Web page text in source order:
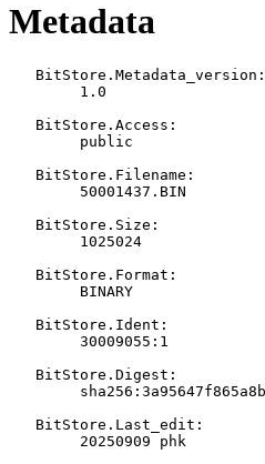
Metadata
   BitStore.Metadata_version:
   BitStore.Access:
   BitStore.Filename:
   BitStore.Size:
   BitStore.Format:
   BitStore.Ident:
   BitStore.Digest:
   BitStore.Last_edit: